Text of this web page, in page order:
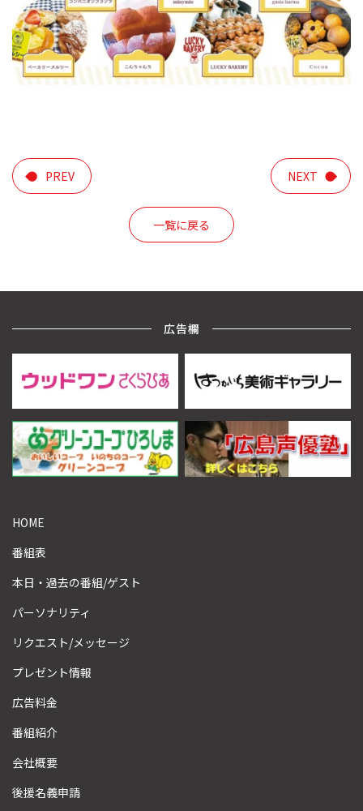
PREV
一覧に戻る
NEXT
広告欄
HOME
番組表
本日・過去の番組/ゲスト
パーソナリティ
リクエスト/メッセージ
プレゼント情報
広告料金
番組紹介
会社概要
後援名義申請